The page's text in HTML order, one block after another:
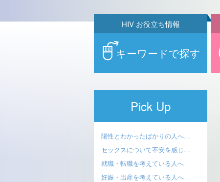
キーワードで探す
HIV お役立ち情報
Pick Up
陽性とわかったばかりの人へ…
セックスについて不安を感じ…
就職・転職を考えている人へ
妊娠・出産を考えている人へ